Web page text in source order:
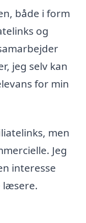
både i form
og
jeg selv kan
for min
men
Jeg
interesse
læsere.